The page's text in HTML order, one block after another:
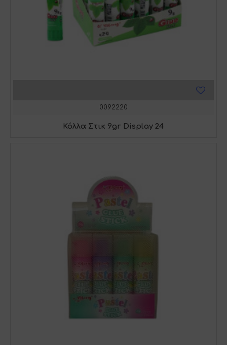
0092220
Κόλλα Στικ 9gr Display 24